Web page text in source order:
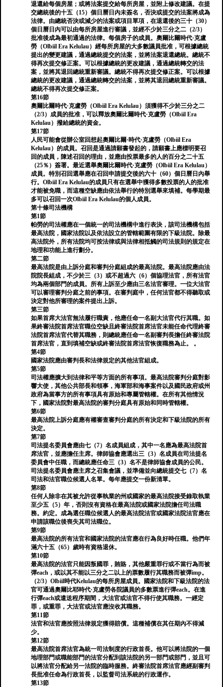
退還給每個房屋；或將法案提交給每所房屋，並附上修改建議。在提
交總統後的十五（15）個日曆日內未簽名，否決或提交的法案將成為
法律。由總統否決或減少的法案或項目單項，在退還後的三十（30）
個日曆日內可以由每所房屋進行審議，並經不少於三分之二（2/3）
批准後成為最初通過的法律。每個房子的成員。奧爾比爾時代·克盧
勞（Olbiil Era Kelulau）經每所房屋的大多數議員批准，可根據總統
提出的變更建議，通過總統提交的法案，並將法案退還總統。總統不
得再次提交修正案。可以根據總統的更改建議，通過總統轉交的法
案，並將其退回總統重新審議。總統不得再次提交修正案。可以根據
總統的更改建議，通過總統轉交的法案，並將其退回總統重新審議。
總統不得再次提交修正案。
第16節
奧爾比爾時代·克盧勞（Olbiil Era Kelulau）須獲得不少於三分之二
（2/3）成員的批准，可以釋放奧爾比爾時代·克盧勞（Olbiil Era
Kelulau）撥給總統的資金。
第17節
人民可能會從辦公室回想起奧爾比爾·時代·克盧勞（Olbiil Era
Kelulau）的成員。召回是通過請願書發起的，請願書上應標明要召
回的成員，陳述召回的理由，並應由投票最多的人的百分之二十五
（25％）簽署。最近選舉奧爾比爾時代·克盧勞（Olbiil Era Kelulau）
成員。特別召回選舉應在召回申請提交後的六十（60）個日曆日內舉
行。Olbiil Era Kelulau的成員只有在選舉中獲得多數投票的人的批准
才能被免職，而這種空缺應由依法舉行的特別選舉來填補。每學期最
多可以召回一次Olbiil Era Kelulau的個人成員。
第十條司法機構
第1節
帕勞的司法權應在一個統一的司法機構中進行表決，該司法機構包括
最高法院，國家法院以及依法設立的管轄範圍有限的下級法院。除最
高法院外，所有法院均可按法律或與法律相抵觸的司法規則的規定在
地理和功能上進行劃分。
第二節
最高法院是由上訴分庭和審判分庭組成的最高法院。最高法院應由法
院院長組成，不少於三（3）或不超過六（6）個協理法官，所有法官
均為兩個部門的成員。所有上訴至少應由三名法官審理。一位大法官
可以審理審判分庭之前的事項。在審判庭中，任何法官都不得聽取或
決定對他所審理的案件提出上訴。
第三節
如果首席大法官無法履行職責，他應任命一名副大法官代行其職。如
果終審法院首席法官職位空缺且終審法院首席法官未能任命代理終審
法院首席法官代替其職務，則總統應任命一名副審判長擔任終審法院
首席法官，直到填補空缺或終審法院首席法官恢復職務為止。 。
第4節
國家法院應由審判長和法律規定的其他法官組成。
第5節
司法權應擴大到法律和平等方面的所有事項。最高法院審判分庭對影
響大使，其他公共部長和領事，海軍部和海事案件以及國民政府或州
政府為當事方的所有事項具有原始和專屬管轄權。在所有其他情況
下，國家法院對最高法院的審判分庭具有原始和同時管轄權。
第6節
最高法院上訴分庭應有權審查審判分庭的所有決定和下級法院的所有
決定。
第7節
司法提名委員會應由七（7）名成員組成，其中一名應為最高法院首
席法官，並應擔任主席。律師協會應選出三（3）名成員在司法提名
委員會中任職，而總統應任命三（3）名不是律師協會成員的公民。
司法提名委員會應主席之召集會議，並準備並向總統提交七（7）名
司法和法官職位候選人名單。每年應提交一份新清單。
第8節
任何人除非在其被允許從事執業的州或國家的最高法院接受錄取執業
至少五（5）年，否則沒有資格在最高法院或國家法院擔任司法職
務。約定。成為選任職位候選人的最高法院法官或國家法院法官應在
申請該職位後喪失其司法職位。
第9節
最高法院的所有法官和國家法院的法官應在行為良好時任職。他們年
滿六十五（65）歲時有資格退休。
第10節
最高法院的法官只能因叛國罪，賄賂，其他嚴重罪行或不當行為而被
彈each，或以其不能以三分之二以上的票數履行其職務而被彈imp。
（2/3）Olbiil時代Kelulau的每所房屋成員。國家法院和下級法院的法
官可通過奧爾比耶時代·克盧勞各院議員的多數票進行彈each。在進
行彈each或遣送程序期間，大法官或法官不得行使其職務。一經定
罪，或重罪，大法官或法官應沒收其職務。
第11節
法官和法官應按照法律規定獲得賠償。這種補償在其任期內不得減
少。
第12節
最高法院首席法官為統一司法制度的行政首長。他可以將法院的一個
地理部門或職能部門的法官分配到該法院的另一部門或部門，並且可
以將法官分配給另一法院的臨時服務。終審法院首席法官應經副審判
長批准任命為行政首長，以監督司法系統的行政運作。
第13節